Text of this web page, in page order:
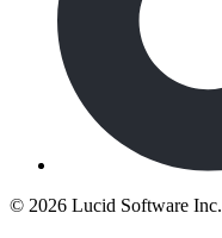
© 2026 Lucid Software Inc.